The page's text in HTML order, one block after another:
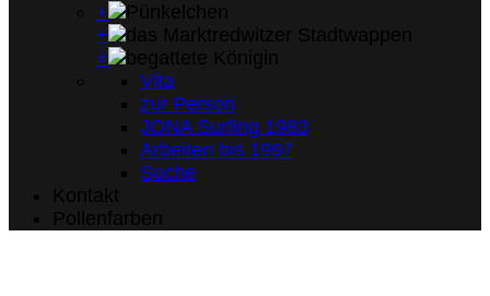
+
+
+
Vita
zur Person
JONA Surfing 1983
Arbeiten bis 1997
Suche